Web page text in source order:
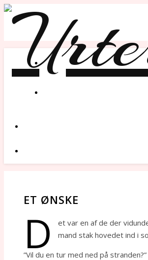
ET ØNSKE
D
et var en af de der
mand stak hovedet ind i
”Vil du en tur med ned på stranden?”